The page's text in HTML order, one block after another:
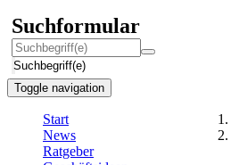
Suchformular
Suchbegriff(e)
Toggle navigation
Start
News
Ratgeber